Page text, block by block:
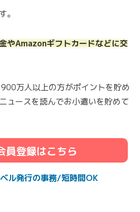
。
やAmazonギフトカードなどに交
万人以上の方がポイントを貯め
ュースを読んでお小遣いを貯めて
員登録はこちら
ル発行の事務/短時間OK